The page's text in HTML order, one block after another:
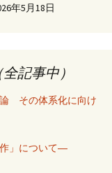
年5月18日
記事中）
その体系化に向け
」について―